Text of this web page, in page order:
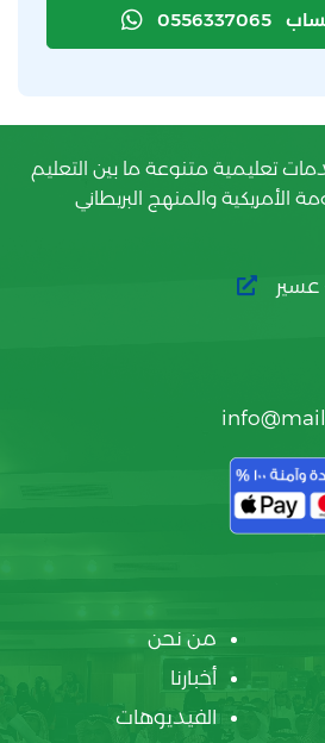
0556337065
تعليمية متنوعة ما بين التعليم
الأمريكية والمنهج البريطاني
عسير
من نحن
أخبارنا
الفيديوهات